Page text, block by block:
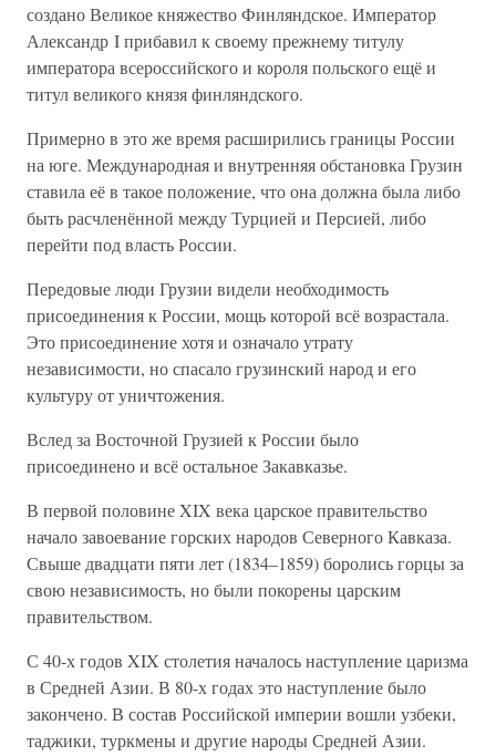
создано Великое княжество Финляндское. Император
Александр I прибавил к своему прежнему титулу
императора всероссийского и короля польского ещё и
титул великого князя финляндского.
Примерно в это же время расширились границы России
на юге. Международная и внутренняя обстановка Грузин
ставила её в такое положение, что она должна была либо
быть расчленённой между Турцией и Персией, либо
перейти под власть России.
Передовые люди Грузии видели необходимость
присоединения к России, мощь которой всё возрастала.
Это присоединение хотя и означало утрату
независимости, но спасало грузинский народ и его
культуру от уничтожения.
Вслед за Восточной Грузией к России было
присоединено и всё остальное Закавказье.
В первой половине XIX века царское правительство
начало завоевание горских народов Северного Кавказа.
Свыше двадцати пяти лет (1834–1859) боролись горцы за
свою независимость, но были покорены царским
правительством.
С 40-х годов XIX столетия началось наступление царизма
в Средней Азии. В 80-х годах это наступление было
закончено. В состав Российской империи вошли узбеки,
таджики, туркмены и другие народы Средней Азии.